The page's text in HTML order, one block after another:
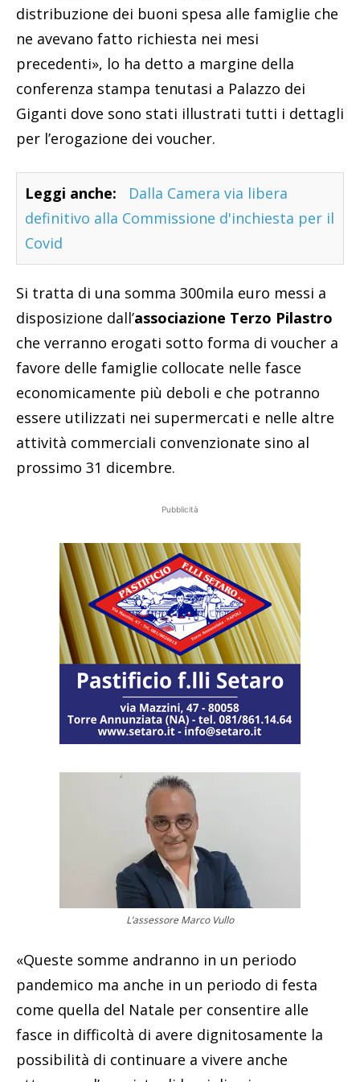
distribuzione dei buoni spesa alle famiglie che
ne avevano fatto richiesta nei mesi
precedenti», lo ha detto a margine della
conferenza stampa tenutasi a Palazzo dei
Giganti dove sono stati illustrati tutti i dettagli
per l’erogazione dei voucher.
Leggi anche:
Dalla Camera via libera
definitivo alla Commissione d'inchiesta per il
Covid
Si tratta di una somma 300mila euro messi a
disposizione dall’associazione Terzo Pilastro
che verranno erogati sotto forma di voucher a
favore delle famiglie collocate nelle fasce
economicamente più deboli e che potranno
essere utilizzati nei supermercati e nelle altre
attività commerciali convenzionate sino al
prossimo 31 dicembre.
Pubblicità
L’assessore Marco Vullo
«Queste somme andranno in un periodo
pandemico ma anche in un periodo di festa
come quella del Natale per consentire alle
fasce in difficoltà di avere dignitosamente la
possibilità di continuare a vivere anche